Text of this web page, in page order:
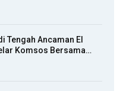
Tengah Ancaman El
Komsos Bersama…